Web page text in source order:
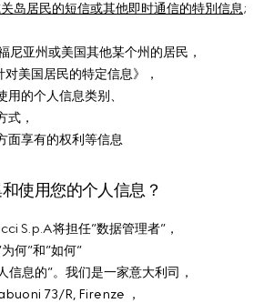
岛居民的短信或其他即时通信的特別信息;
亚州或美国其他某个州的居民，
美国居民的特定信息》，
的个人信息类别、
式，
面享有的权利等信息
使用您的个人信息？
S.p.A将担任”数据管理者”，
何”和”如何”
信息的”。我们是一家意大利 司，
73/R, Firenze ，